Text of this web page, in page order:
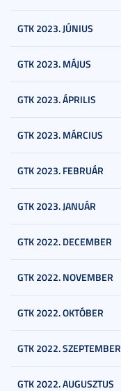
GTK 2023. JÚNIUS
GTK 2023. MÁJUS
GTK 2023. ÁPRILIS
GTK 2023. MÁRCIUS
GTK 2023. FEBRUÁR
GTK 2023. JANUÁR
GTK 2022. DECEMBER
GTK 2022. NOVEMBER
GTK 2022. OKTÓBER
GTK 2022. SZEPTEMBER
GTK 2022. AUGUSZTUS